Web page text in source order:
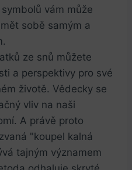
vám může
sobě ‍samým a
ze snů můžete
a perspektivy pro své
životě. Vědecky se
vliv na naši
A právě proto
"koupel kalná
tajným významem